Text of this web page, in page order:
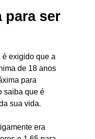
para ser
é exigido que a
de 18 anos
para
saiba que é
sua vida.
era